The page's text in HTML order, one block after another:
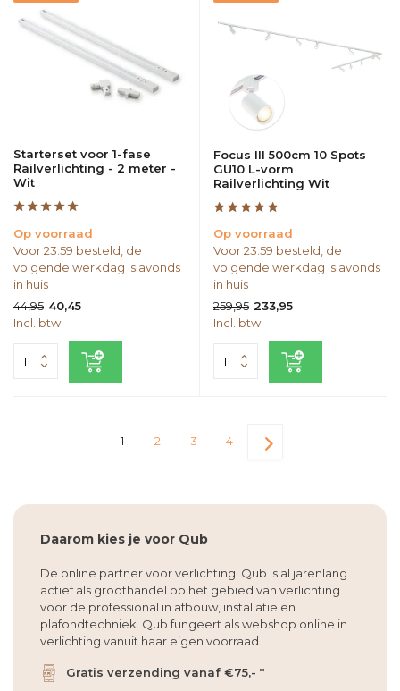
Starterset voor 1-fase
Railverlichting - 2 meter -
Wit
Op voorraad
Voor 23:59 besteld, de
volgende werkdag 's avonds
in huis
44,95 40,45
Incl. btw
Focus III 500cm 10 Spots
GU10 L-vorm
Railverlichting Wit
Op voorraad
Voor 23:59 besteld, de
volgende werkdag 's avonds
in huis
259,95 233,95
Incl. btw
1 2 3 4
Daarom kies je voor Qub
De online partner voor verlichting. Qub is al jarenlang
actief als groothandel op het gebied van verlichting
voor de professional in afbouw, installatie en
plafondtechniek. Qub fungeert als webshop online in
verlichting vanuit haar eigen voorraad.
Gratis verzending vanaf €75,- *